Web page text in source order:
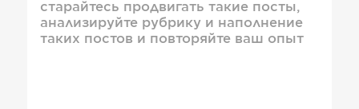
старайтесь продвигать такие посты,
анализируйте рубрику и наполнение
таких постов и повторяйте ваш опыт